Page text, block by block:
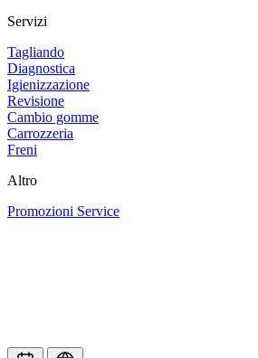
Servizi
Tagliando
Diagnostica
Igienizzazione
Revisione
Cambio gomme
Carrozzeria
Freni
Altro
Promozioni Service